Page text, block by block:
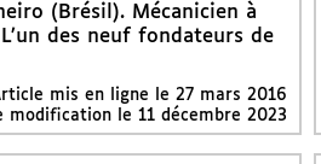
(Brésil). Mécanicien à
L’un des neuf fondateurs de
mis en ligne le 27 mars 2016
modification le 11 décembre 2023